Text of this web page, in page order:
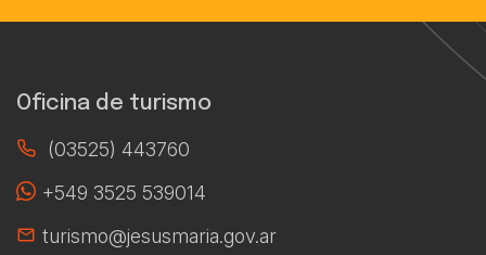
Oficina de turismo
(03525) 443760
+549 3525 539014
turismo@jesusmaria.gov.ar